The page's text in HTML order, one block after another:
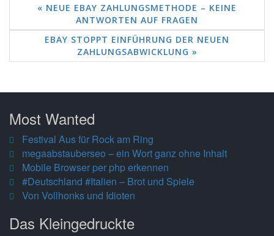
« NEUE EBAY ZAHLUNGSMETHODE – KEINE
ANTWORTEN AUF FRAGEN
EBAY STOPPT EINFÜHRUNG DER NEUEN
ZAHLUNGSABWICKLUNG »
Most Wanted
Festival Aus für Rock am Ring
megaabstauberseo – ein Wort ganz ohne Inhalt
Mobile Browser per php erkennen
#Deutschland #Italien – Brot und Spiele
Von Vollhonks und Idioten
Das Kleingedruckte